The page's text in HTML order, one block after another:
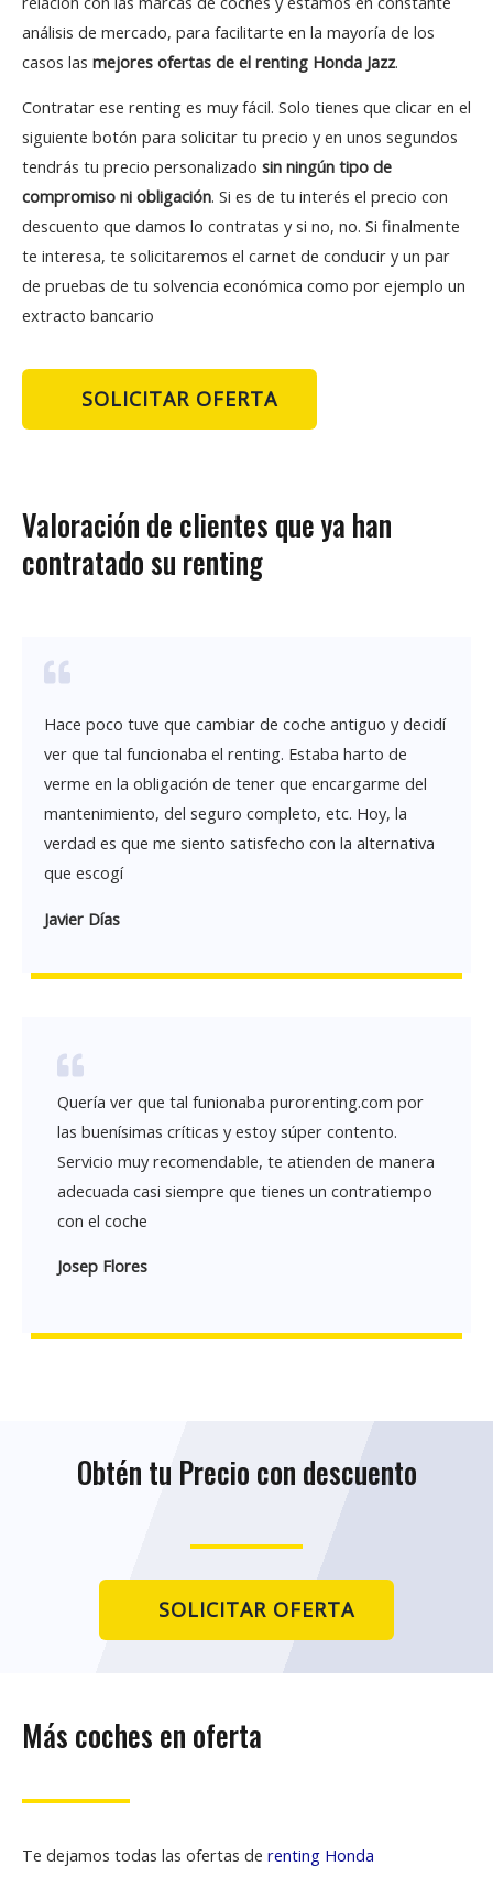
análisis de mercado, para facilitarte en la mayoría de los
casos las mejores ofertas de el renting Honda Jazz.
Contratar ese renting es muy fácil. Solo tienes que clicar en el
siguiente botón para solicitar tu precio y en unos segundos
tendrás tu precio personalizado sin ningún tipo de
compromiso ni obligación. Si es de tu interés el precio con
descuento que damos lo contratas y si no, no. Si finalmente
te interesa, te solicitaremos el carnet de conducir y un par
de pruebas de tu solvencia económica como por ejemplo un
extracto bancario
SOLICITAR OFERTA
Valoración de clientes que ya han
contratado su renting
Hace poco tuve que cambiar de coche antiguo y decidí
ver que tal funcionaba el renting. Estaba harto de
verme en la obligación de tener que encargarme del
mantenimiento, del seguro completo, etc. Hoy, la
verdad es que me siento satisfecho con la alternativa
que escogí
Javier Días
Quería ver que tal funionaba purorenting.com por
las buenísimas críticas y estoy súper contento.
Servicio muy recomendable, te atienden de manera
adecuada casi siempre que tienes un contratiempo
con el coche
Josep Flores
Obtén tu Precio con descuento
SOLICITAR OFERTA
Más coches en oferta
Te dejamos todas las ofertas de renting Honda